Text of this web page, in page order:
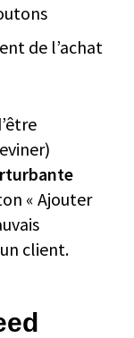
de l’achat
« Ajouter
client.